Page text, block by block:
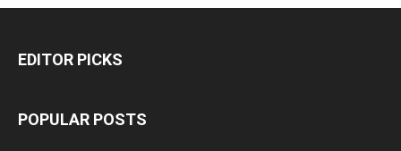
EDITOR PICKS
POPULAR POSTS